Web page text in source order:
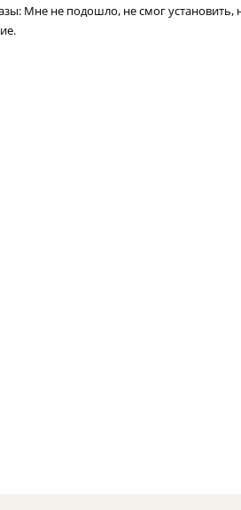
Мне не подошло, не смог установить,